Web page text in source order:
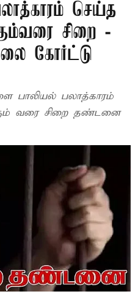
செய்த
சிறை -
கோர்ட்டு
பாலியல் பலாத்காரம்
வரை சிறை தண்டனை